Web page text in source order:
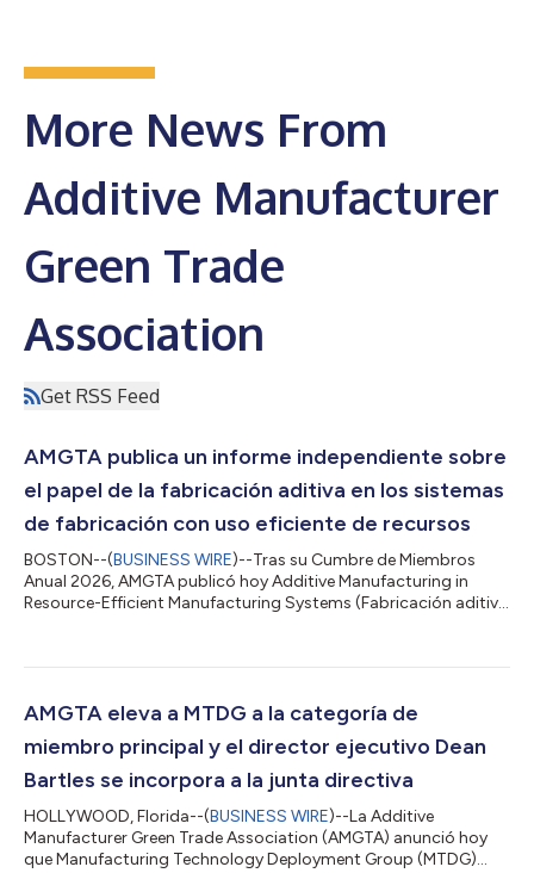
More News From
Additive Manufacturer
Green Trade
Association
Get RSS Feed
AMGTA publica un informe independiente sobre
el papel de la fabricación aditiva en los sistemas
de fabricación con uso eficiente de recursos
BOSTON--(BUSINESS WIRE)--Tras su Cumbre de Miembros
Anual 2026, AMGTA publicó hoy Additive Manufacturing in
Resource-Efficient Manufacturing Systems (Fabricación aditiva
fabricación aditiva debe evaluarse, comunicarse e
informe establece una línea argumental estructural respecto de
AMGTA eleva a MTDG a la categoría de
miembro principal y el director ejecutivo Dean
Bartles se incorpora a la junta directiva
HOLLYWOOD, Florida--(BUSINESS WIRE)--La Additive
Manufacturer Green Trade Association (AMGTA) anunció hoy
que Manufacturing Technology Deployment Group (MTDG)